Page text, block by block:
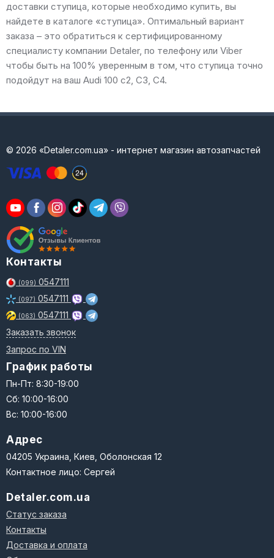
доставки ступица, которые необходимо купить, вы
найдете в каталоге «ступица». Оптимальный вариант
заказа – это обратиться к сертифицированному
специалисту компании Detaler, по телефону или Viber
чтобы быть на 100% уверенным в том, что ступица точно
подойдут на ваш Audi 100 c2, C3, C4.
© 2026 «Detaler.com.ua» - интернет магазин автозапчастей
Контакты
(099) 0547111
(097) 0547111
(063) 0547111
Заказать звонок
Запрос по VIN
График работы
Пн-Пт: 8:30-19:00
Сб: 10:00-16:00
Вс: 10:00-16:00
Адрес
04205 Украина, Киев, Оболонская 12
Контактное лицо: Сергей
Detaler.com.ua
Статус заказа
Контакты
Доставка и оплата